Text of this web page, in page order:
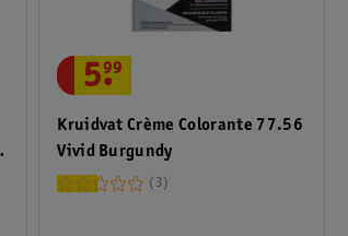
Kruidvat Crème Colorante 77.56
Vivid Burgundy
5.
99
3